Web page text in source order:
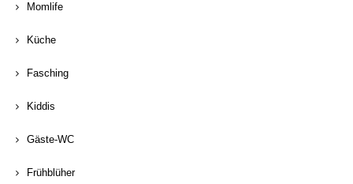
Momlife
Küche
Fasching
Kiddis
Gäste-WC
Frühblüher